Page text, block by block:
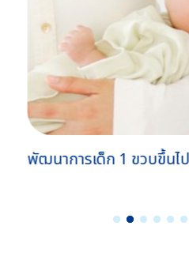
พัฒนาการเด็ก 1 ขวบขึ้นไป
1 2 3 4 5 6